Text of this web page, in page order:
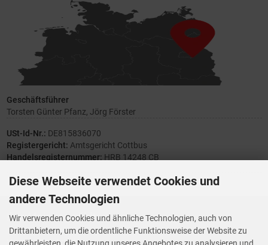
Geschäftsführer
Torsten Günter Pfanz, Jörg Förster
USt-Id-Nr.: DE815836070
Registergericht: Amtsgericht Cottbus
Handelsregisternummer: HRB 14248 CB
Ihre Meinung zählt
Vorwerk Ersatzteile
Diese Webseite verwendet Cookies und
andere Technologien
Wir verwenden Cookies und ähnliche Technologien, auch von
Drittanbietern, um die ordentliche Funktionsweise der Website zu